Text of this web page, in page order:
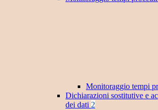
Monitoraggio tempi
Dichiarazioni sostitutive e
dei dati 2